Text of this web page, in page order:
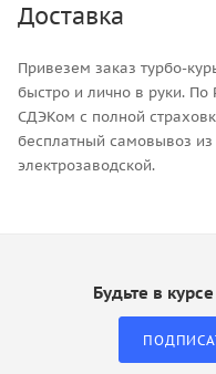
Доставка
Привезем заказ турбо-
быстро и лично в руки. По
СДЭКом с полной
бесплатный самовывоз
электрозаводской.
Будьте в